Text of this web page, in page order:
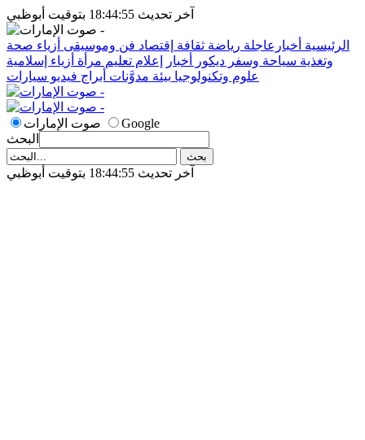
آخر تحديث 18:44:55 بتوقيت أبوظبي
الرئيسية أخبارعاجلة رياضة ثقافة إقتصاد فن وموسيقى أزياء صحة
وتغذية سياحة وسفر ديكور أخبار إعلام تعليم مرأة أزياء إسلامية
علوم وتكنولوجيا بيئة مدوَّنات أبراج فيديو سيارات
صوت الإمارات
Google
البحث
آخر تحديث 18:44:55 بتوقيت أبوظبي